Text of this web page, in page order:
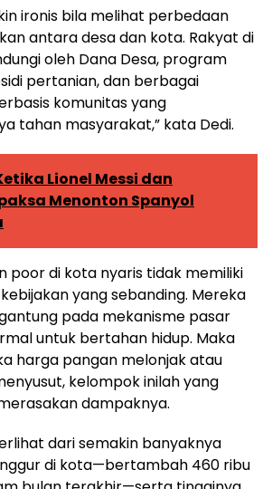
ironis bila melihat perbedaan
antara desa dan kota. Rakyat di
oleh Dana Desa, program
pertanian, dan berbagai
komunitas yang
tahan masyarakat,” kata Dedi.
Lionel Messi dan
Menonton Spanyol
poor di kota nyaris tidak memiliki
yang sebanding. Mereka
pada mekanisme pasar
untuk bertahan hidup. Maka
harga pangan melonjak atau
kelompok inilah yang
dampaknya.
dari semakin banyaknya
di kota—bertambah 460 ribu